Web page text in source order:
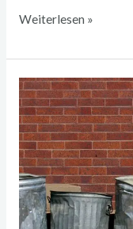
Weiterlesen »
Mülltrennung
leicht
gemacht:
So
trennen
Sie
Abfall